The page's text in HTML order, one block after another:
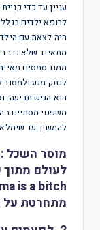
עניין עד כדי
לרופא ילדים
היה לצאת עם
מתאים. שלא נדבר
ממנו סמסים
לנתק מגע ולמסור
הוא הגיש תביעה.
משפטי מסתיים
להמשיך עד שימלאו
לעולם מתוך
מתחרטת על